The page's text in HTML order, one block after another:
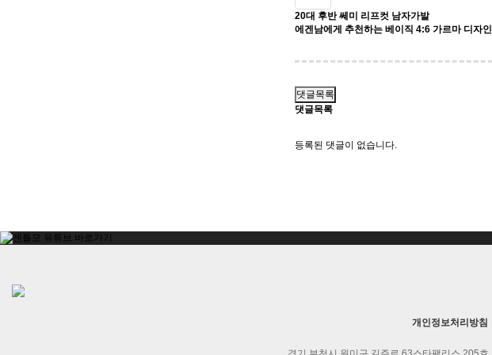
20대 후반 쎄미 리프컷 남자가발
에겐남에게 추천하는 베이직 4:6 가르마 디자인
댓글목록
댓글목록
등록된 댓글이 없습니다.
개인정보처리방침